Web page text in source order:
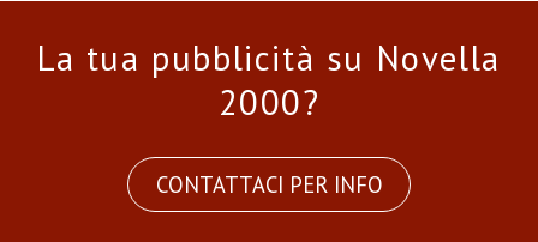
La tua pubblicità su Novella
2000?
CONTATTACI PER INFO